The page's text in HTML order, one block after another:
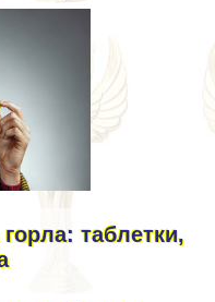
таблетки,